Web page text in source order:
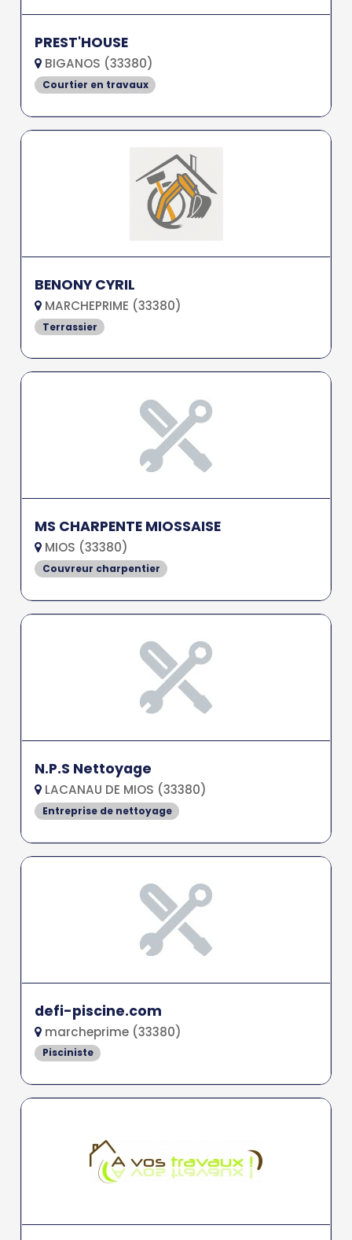
PREST'HOUSE
BIGANOS (33380)
Courtier en travaux
BENONY CYRIL
MARCHEPRIME (33380)
Terrassier
MS CHARPENTE MIOSSAISE
MIOS (33380)
Couvreur charpentier
N.P.S Nettoyage
LACANAU DE MIOS (33380)
Entreprise de nettoyage
defi-piscine.com
marcheprime (33380)
Pisciniste